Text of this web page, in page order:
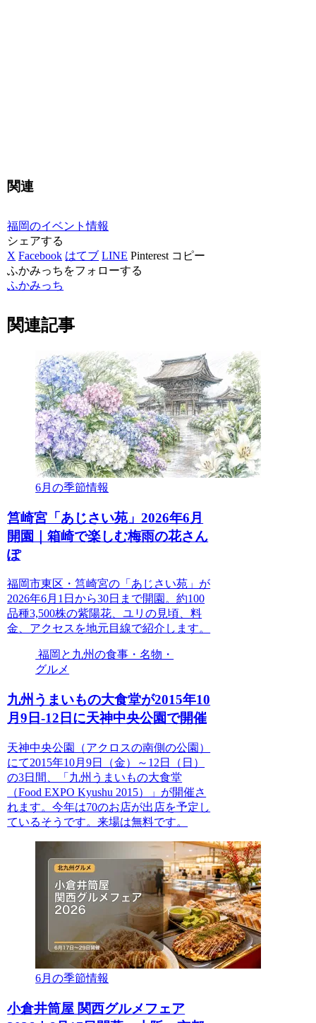
関連
福岡のイベント情報
シェアする
X Facebook はてブ LINE Pinterest コピー
ふかみっちをフォローする
ふかみっち
関連記事
6月の季節情報
筥崎宮「あじさい苑」2026年6月
開園｜箱崎で楽しむ梅雨の花さん
ぽ
福岡市東区・筥崎宮の「あじさい苑」が
2026年6月1日から30日まで開園。約100
品種3,500株の紫陽花、ユリの見頃、料
金、アクセスを地元目線で紹介します。
福岡と九州の食事・名物・
グルメ
九州うまいもの大食堂が2015年10
月9日-12日に天神中央公園で開催
天神中央公園（アクロスの南側の公園）
にて2015年10月9日（金）～12日（日）
の3日間、「九州うまいもの大食堂
（Food EXPO Kyushu 2015）」が開催さ
れます。今年は70のお店が出店を予定し
ているそうです。来場は無料です。
6月の季節情報
小倉井筒屋 関西グルメフェア